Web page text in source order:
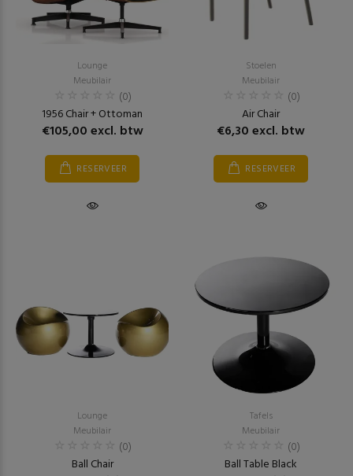
Lounge
Meubilair
(0)
1956 Chair + Ottoman
€105,00 excl. btw
RESERVEER
Stoelen
Meubilair
(0)
Air Chair
€6,30 excl. btw
RESERVEER
Lounge
Meubilair
(0)
Ball Chair
Tafels
Meubilair
(0)
Ball Table Black